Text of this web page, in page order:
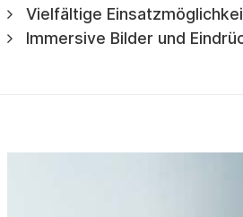
Vielfältige
Immersive Bilder und